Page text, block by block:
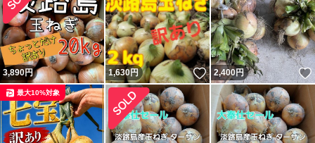
3,890円 1,630円 いいね！
2,400円
最大10%対象